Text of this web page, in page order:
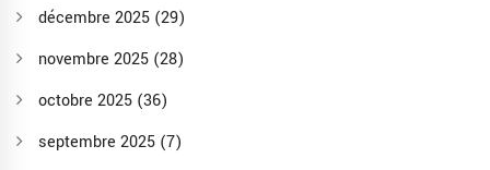
décembre 2025 (29)
novembre 2025 (28)
octobre 2025 (36)
septembre 2025 (7)